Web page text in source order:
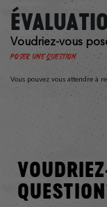
Voudriez-vous
Poser une question
Vous pouvez vous attendre à